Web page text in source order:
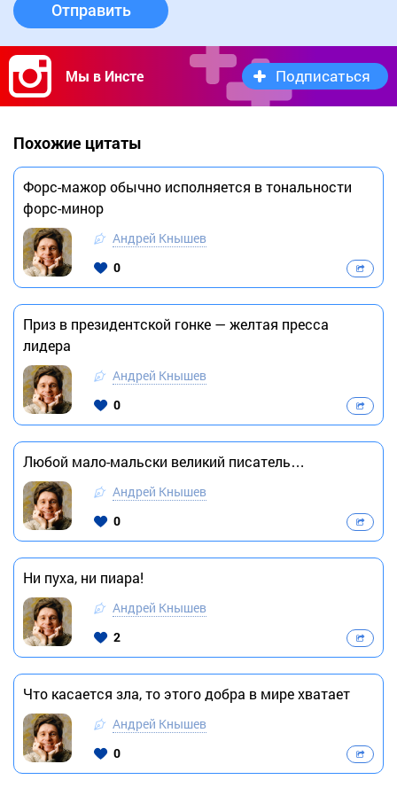
Отправить
Мы в Инсте Подписаться
Похожие цитаты
Форс-мажор обычно исполняется в тональности
форс-минор
Андрей Кнышев
0
Приз в президентской гонке — желтая пресса
лидера
Андрей Кнышев
0
Любой мало-мальски великий писатель…
Андрей Кнышев
0
Ни пуха, ни пиара!
Андрей Кнышев
2
Что касается зла, то этого добра в мире хватает
Андрей Кнышев
0